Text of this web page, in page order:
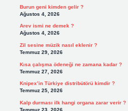
Burun geni kimden gelir ?
Ağustos 4, 2026
Arev ismi ne demek ?
Ağustos 4, 2026
Zil sesine müzik nasıl eklenir ?
Temmuz 29, 2026
Kısa çalışma ödeneği ne zamana kadar ?
Temmuz 27, 2026
Knipex’in Türkiye distribütörü kimdir ?
Temmuz 25, 2026
Kalp durması ilk hangi organa zarar verir ?
Temmuz 23, 2026